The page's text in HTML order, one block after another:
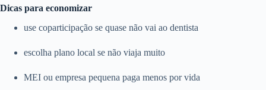
Dicas para economizar
use coparticipação se quase não vai ao dentista
escolha plano local se não viaja muito
MEI ou empresa pequena paga menos por vida